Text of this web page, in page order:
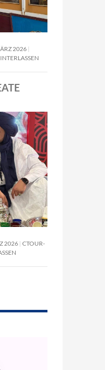
2026
2026 CTOUR-